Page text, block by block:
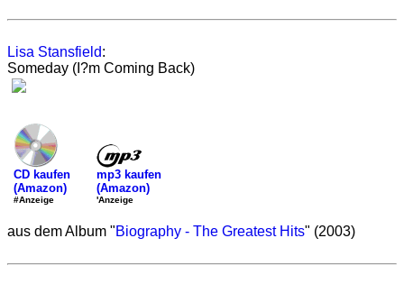
Lisa Stansfield:
Someday (I?m Coming Back)
CD kaufen
(Amazon)
#Anzeige
mp3 kaufen
(Amazon)
'Anzeige
aus dem Album "Biography - The Greatest Hits" (2003)